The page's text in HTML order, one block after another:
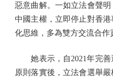
惡意曲解。一如立法會聲
中國主權，立即停止對香
化思維，多為雙方交流合作
她表示，自2021年完善
原則落實後，立法會選舉